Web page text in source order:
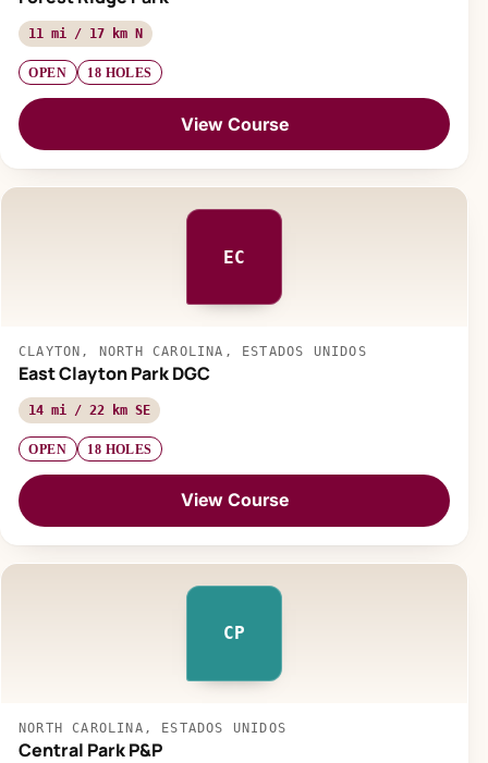
11 mi / 17 km N
OPEN 18 HOLES
View Course
EC
CLAYTON, NORTH CAROLINA, ESTADOS UNIDOS
East Clayton Park DGC
14 mi / 22 km SE
OPEN 18 HOLES
View Course
CP
NORTH CAROLINA, ESTADOS UNIDOS
Central Park P&P